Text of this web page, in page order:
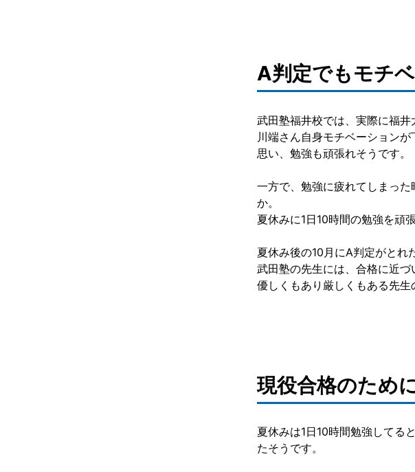
A判定でもモチ
武田塾福井校では、実際に福井
川端さん自身モチベーション
思い、勉強も頑張れそうです。
一方で、勉強に疲れてしまっ
か。
夏休みに1日10時間の勉強を頑
夏休み後の10月にA判定がとれ
武田塾の先生には、合格に近づ
優しくもあり厳しくもある先生
現役合格のため
夏休みは1日10時間勉強してる
たそうです。